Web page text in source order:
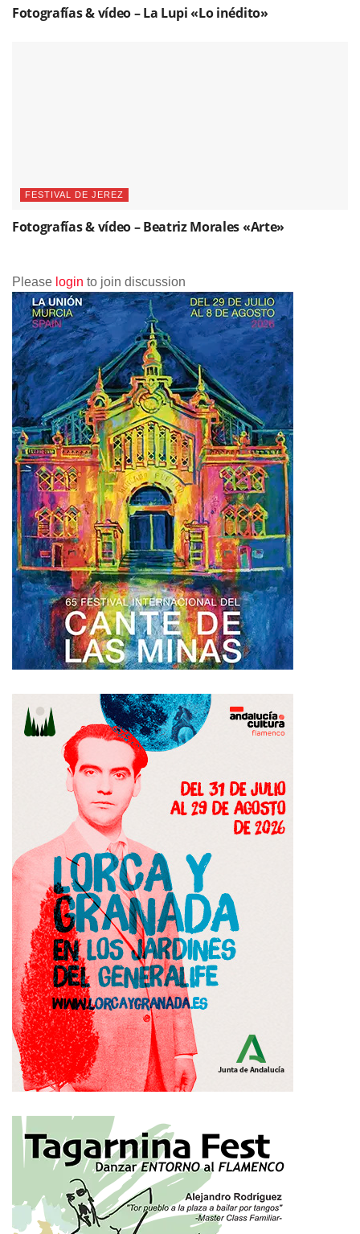
Fotografías & vídeo – La Lupi «Lo inédito»
FESTIVAL DE JEREZ
Fotografías & vídeo – Beatriz Morales «Arte»
Please login to join discussion